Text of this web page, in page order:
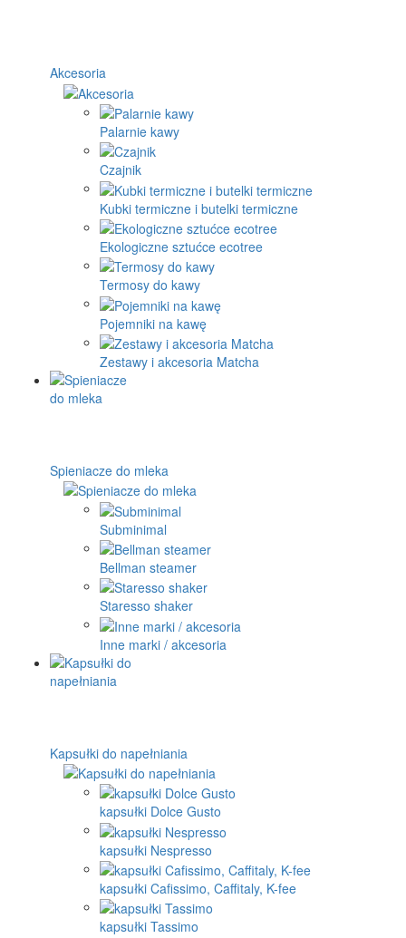
Akcesoria
Palarnie kawy
Czajnik
Kubki termiczne i butelki termiczne
Ekologiczne sztućce ecotree
Termosy do kawy
Pojemniki na kawę
Zestawy i akcesoria Matcha
Spieniacze do mleka
Subminimal
Bellman steamer
Staresso shaker
Inne marki / akcesoria
Kapsułki do napełniania
kapsułki Dolce Gusto
kapsułki Nespresso
kapsułki Cafissimo, Caffitaly, K-fee
kapsułki Tassimo